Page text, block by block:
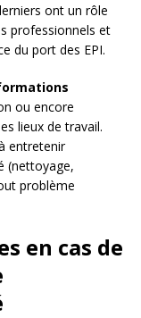
ont un rôle
professionnels et
du port des EPI.
ou encore
lieux de travail.
entretenir
(nettoyage,
problème
en cas de